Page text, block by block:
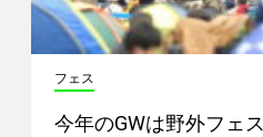
フェス
今年のGWは野外フェ